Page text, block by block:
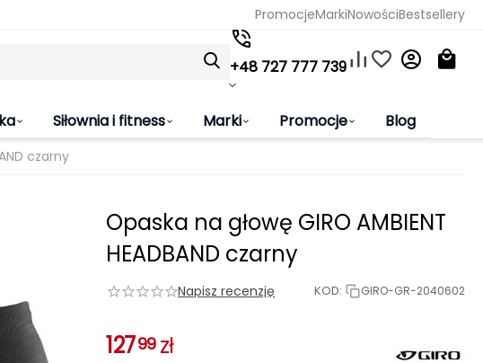
PromocjeMarkiNowościBestsellery
+48 727 777 739
Siłownia i fitness Marki Promocje Blog
czarny
Opaska na głowę GIRO AMBIENT
HEADBAND czarny
Napisz recenzję KOD: GIRO-GR-2040602
12799 zł